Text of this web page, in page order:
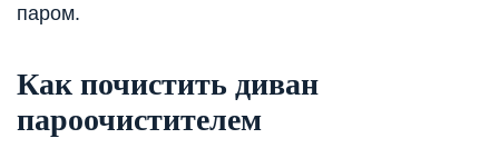
паром.
Как почистить диван
пароочистителем